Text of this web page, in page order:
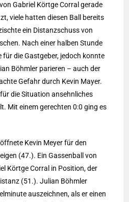
Gabriel Körtge Corral gerade
viele hatten diesen Ball bereits
ein Distanzschuss von
Nach einer halben Stunde
für die Gastgeber, jedoch konnte
Böhmler parieren – auch der
Gefahr durch Kevin Mayer.
die Situation ansehnliches
Mit einem gerechten 0:0 ging es
Kevin Meyer für den
(47.). Ein Gassenball von
Körtge Corral in Position, der
(51.). Julian Böhmler
auszeichnen, als er einen